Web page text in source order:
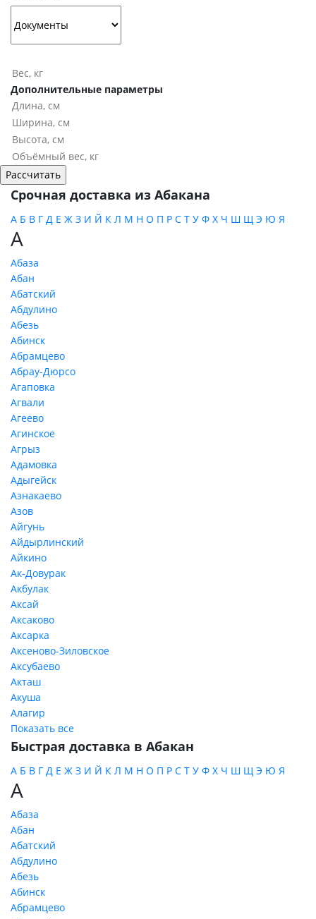
Дополнительные параметры
Срочная доставка из Абакана
А Б В Г Д Е Ж З И Й К Л М Н О П Р С Т У Ф Х Ч Ш Щ Э Ю Я
А
Абаза
Абан
Абатский
Абдулино
Абезь
Абинск
Абрамцево
Абрау-Дюрсо
Агаповка
Агвали
Агеево
Агинское
Агрыз
Адамовка
Адыгейск
Азнакаево
Азов
Айгунь
Айдырлинский
Айкино
Ак-Довурак
Акбулак
Аксай
Аксаково
Аксарка
Аксеново-Зиловское
Аксубаево
Акташ
Акуша
Алагир
Показать все
Быстрая доставка в Абакан
А Б В Г Д Е Ж З И Й К Л М Н О П Р С Т У Ф Х Ч Ш Щ Э Ю Я
А
Абаза
Абан
Абатский
Абдулино
Абезь
Абинск
Абрамцево